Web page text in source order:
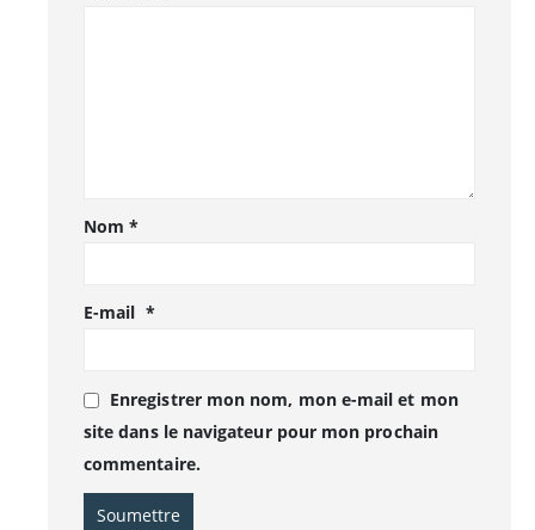
Nom*
E-mail *
Enregistrer mon nom, mon e-mail et mon
site dans le navigateur pour mon prochain
commentaire.